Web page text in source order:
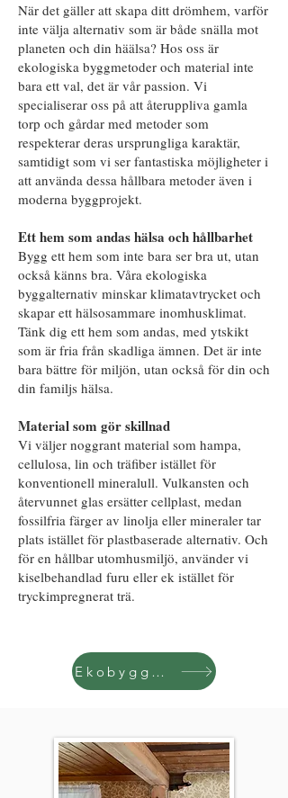
När det gäller att skapa ditt drömhem, varför
inte välja alternativ som är både snälla mot
planeten och din häälsa? Hos oss är
ekologiska byggmetoder och material inte
bara ett val, det är vår passion. Vi
specialiserar oss på att återuppliva gamla
torp och gårdar med metoder som
respekterar deras ursprungliga karaktär,
samtidigt som vi ser fantastiska möjligheter i
att använda dessa hållbara metoder även i
moderna byggprojekt.
Ett hem som andas hälsa och hållbarhet
Bygg ett hem som inte bara ser bra ut, utan
också känns bra. Våra ekologiska
byggalternativ minskar klimatavtrycket och
skapar ett hälsosammare inomhusklimat.
Tänk dig ett hem som andas, med ytskikt
som är fria från skadliga ämnen. Det är inte
bara bättre för miljön, utan också för din och
din familjs hälsa.
Material som gör skillnad
Vi väljer noggrant material som hampa,
cellulosa, lin och träfiber istället för
konventionell mineralull. Vulkansten och
återvunnet glas ersätter cellplast, medan
fossilfria färger av linolja eller mineraler tar
plats istället för plastbaserade alternativ. Och
för en hållbar utomhusmiljö, använder vi
kiselbehandlad furu eller ek istället för
tryckimpregnerat trä.
Ekobygguiden